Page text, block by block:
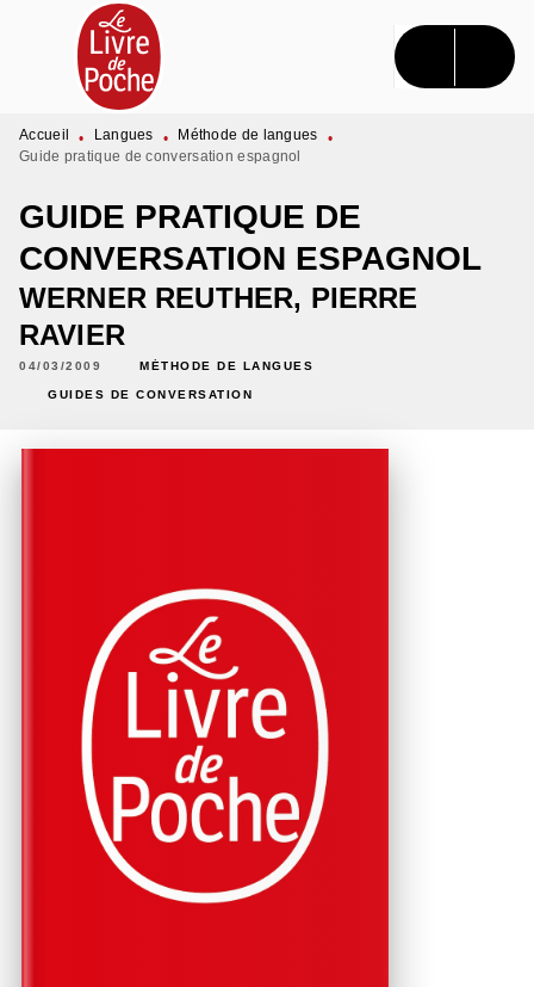
MENU RECHERCHE CONTENU
PIED DE PAGE
Accueil • Langues • Méthode de langues
•
Guide pratique de conversation espagnol
GUIDE PRATIQUE DE
CONVERSATION ESPAGNOL
WERNER REUTHER, PIERRE
RAVIER
04/03/2009 MÉTHODE DE LANGUES
GUIDES DE CONVERSATION